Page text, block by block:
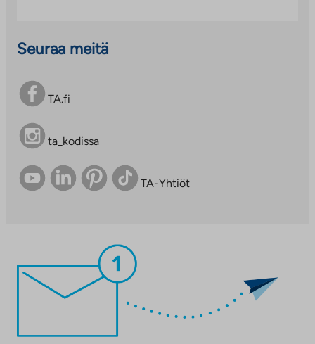
Seuraa meitä
TA.fi
ta_kodissa
TA-Yhtiöt